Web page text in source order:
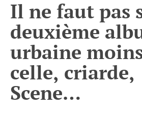
Il ne faut pas
deuxième
urbaine
celle,
Scene…